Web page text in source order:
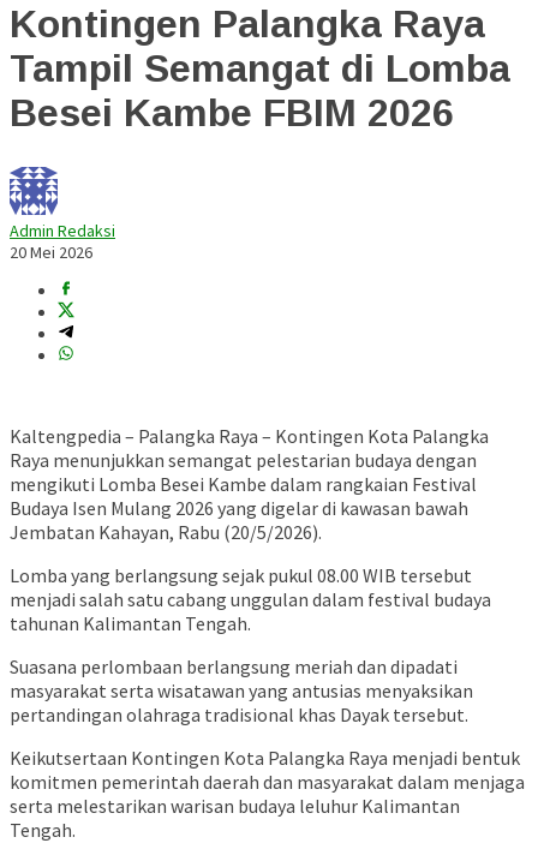
Kontingen Palangka Raya
Tampil Semangat di Lomba
Besei Kambe FBIM 2026
Admin Redaksi
20 Mei 2026
Kaltengpedia – Palangka Raya – Kontingen Kota Palangka
Raya menunjukkan semangat pelestarian budaya dengan
mengikuti Lomba Besei Kambe dalam rangkaian Festival
Budaya Isen Mulang 2026 yang digelar di kawasan bawah
Jembatan Kahayan, Rabu (20/5/2026).
Lomba yang berlangsung sejak pukul 08.00 WIB tersebut
menjadi salah satu cabang unggulan dalam festival budaya
tahunan Kalimantan Tengah.
Suasana perlombaan berlangsung meriah dan dipadati
masyarakat serta wisatawan yang antusias menyaksikan
pertandingan olahraga tradisional khas Dayak tersebut.
Keikutsertaan Kontingen Kota Palangka Raya menjadi bentuk
komitmen pemerintah daerah dan masyarakat dalam menjaga
serta melestarikan warisan budaya leluhur Kalimantan
Tengah.